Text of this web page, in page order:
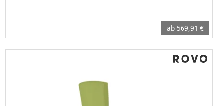
ab 569,91 €